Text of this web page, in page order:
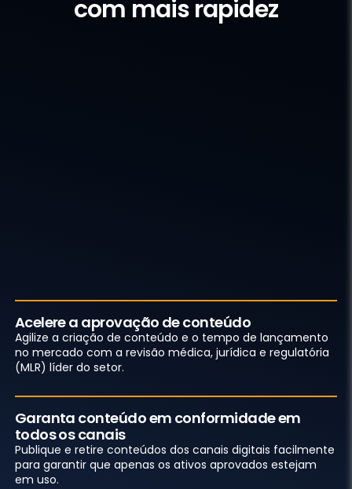
com mais rapidez
Acelere a aprovação de conteúdo
Agilize a criação de conteúdo e o tempo de lançamento
no mercado com a revisão médica, jurídica e regulatória
(MLR) líder do setor.
Garanta conteúdo em conformidade em
todos os canais
Publique e retire conteúdos dos canais digitais facilmente
para garantir que apenas os ativos aprovados estejam
em uso.